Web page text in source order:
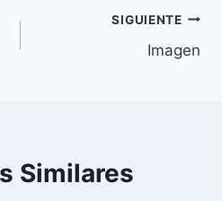
SIGUIENTE
Imagen
Similares